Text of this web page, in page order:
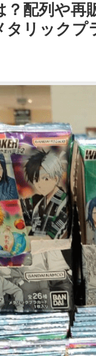
？配列や再
タリックプ